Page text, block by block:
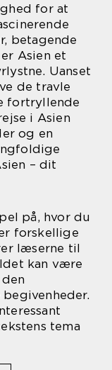
for at
betagende
Asien et
Uanset
de travle
fortryllende
i Asien
og en
– dit
på, hvor du
forskellige
læserne til
kan være
tema